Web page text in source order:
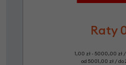
Raty
1,00 zł - 5000,00 zł
od 5001,00 zł /